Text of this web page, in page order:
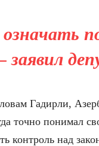
заявил
Гадирли,
точно понимал
контроль над